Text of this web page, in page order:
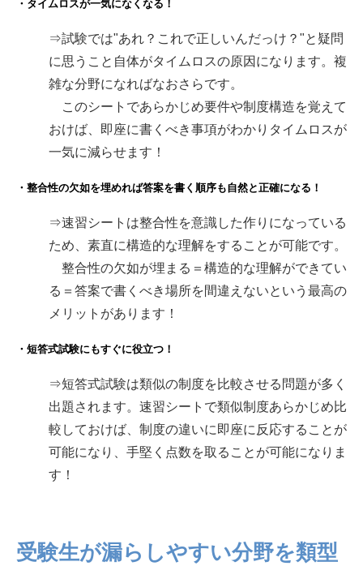
・タイムロスが一気になくなる！
⇒試験では"あれ？これで正しいんだっけ？"と疑問
に思うこと自体がタイムロスの原因になります。複
雑な分野になればなおさらです。
このシートであらかじめ要件や制度構造を覚えて
おけば、即座に書くべき事項がわかりタイムロスが
一気に減らせます！
・整合性の欠如を埋めれば答案を書く順序も自然と正確になる！
⇒速習シートは整合性を意識した作りになっている
ため、素直に構造的な理解をすることが可能です。
整合性の欠如が埋まる＝構造的な理解ができてい
る＝答案で書くべき場所を間違えないという最高の
メリットがあります！
・短答式試験にもすぐに役立つ！
⇒短答式試験は類似の制度を比較させる問題が多く
出題されます。速習シートで類似制度あらかじめ比
較しておけば、制度の違いに即座に反応することが
可能になり、手堅く点数を取ることが可能になりま
す！
受験生が漏らしやすい分野を類型